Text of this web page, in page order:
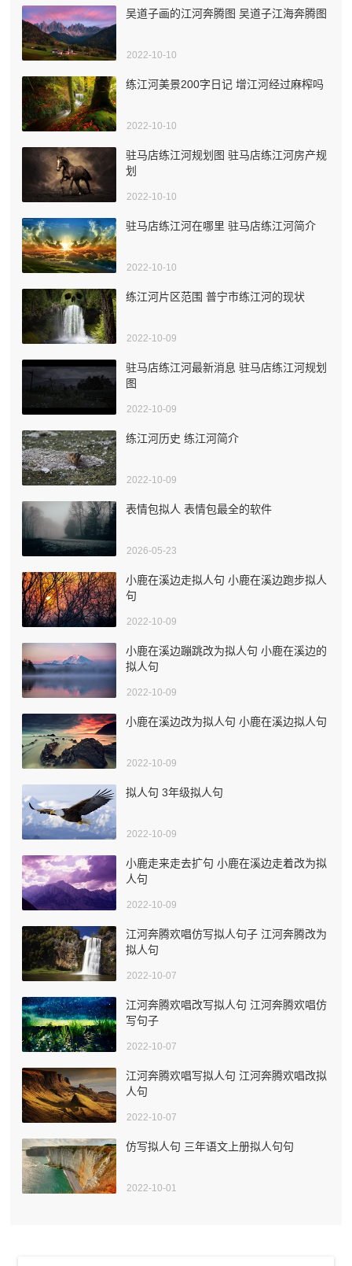
吴道子画的江河奔腾图 吴道子江海奔腾图
2022-10-10
练江河美景200字日记 增江河经过麻榨吗
2022-10-10
驻马店练江河规划图 驻马店练江河房产规
划
2022-10-10
驻马店练江河在哪里 驻马店练江河简介
2022-10-10
练江河片区范围 普宁市练江河的现状
2022-10-09
驻马店练江河最新消息 驻马店练江河规划
图
2022-10-09
练江河历史 练江河简介
2022-10-09
表情包拟人 表情包最全的软件
2026-05-23
小鹿在溪边走拟人句 小鹿在溪边跑步拟人
句
2022-10-09
小鹿在溪边蹦跳改为拟人句 小鹿在溪边的
拟人句
2022-10-09
小鹿在溪边改为拟人句 小鹿在溪边拟人句
2022-10-09
拟人句 3年级拟人句
2022-10-09
小鹿走来走去扩句 小鹿在溪边走着改为拟
人句
2022-10-09
江河奔腾欢唱仿写拟人句子 江河奔腾改为
拟人句
2022-10-07
江河奔腾欢唱改写拟人句 江河奔腾欢唱仿
写句子
2022-10-07
江河奔腾欢唱写拟人句 江河奔腾欢唱改拟
人句
2022-10-07
仿写拟人句 三年语文上册拟人句句
2022-10-01